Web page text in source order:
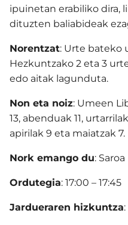
ipuinetan erabiliko dira,
dituzten baliabideak
Norentzat: Urte bateko
Hezkuntzako 2 eta 3
edo aitak lagunduta.
Non eta noiz: Umeen
13, abenduak 11,
apirilak 9 eta maiatzak 7.
Nork emango du:
Ordutegia: 17:00 – 17:45
Jardueraren hizkuntza